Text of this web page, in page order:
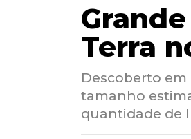
Terra
Descoberto em
tamanho
quantidade de